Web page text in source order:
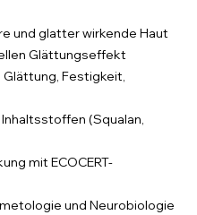
und glatter wirkende Haut
Glättungseffekt
Festigkeit,
(Squalan,
mit ECOCERT-
und Neurobiologie